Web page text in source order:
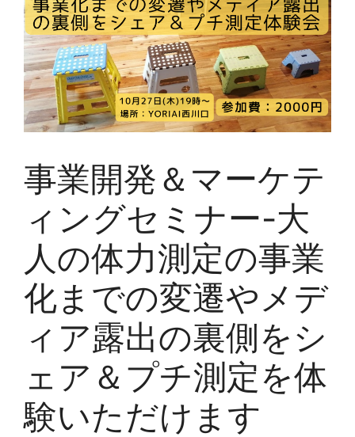
事業開発＆マーケテ
ィングセミナー-大
人の体力測定の事業
化までの変遷やメデ
ィア露出の裏側をシ
ェア＆プチ測定を体
験いただけます